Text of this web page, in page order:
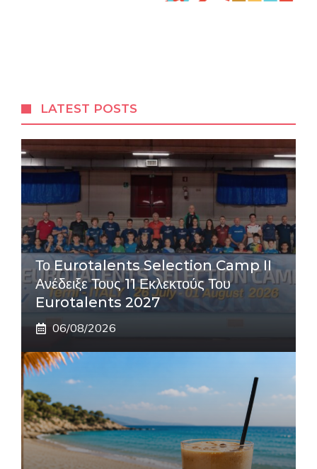
LATEST POSTS
Το Eurotalents Selection Camp II
Ανέδειξε Τους 11 Εκλεκτούς Του
Eurotalents 2027
06/08/2026